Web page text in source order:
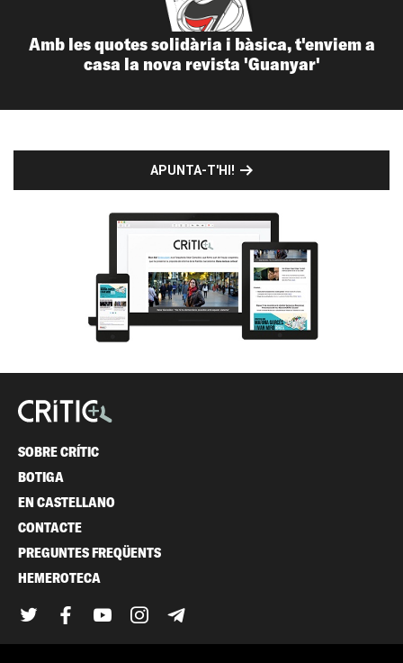
Amb les quotes solidària i bàsica, t'enviem a
casa la nova revista 'Guanyar'
APUNTA-T'HI!
SOBRE CRÍTIC
BOTIGA
EN CASTELLANO
CONTACTE
PREGUNTES FREQÜENTS
HEMEROTECA
TwitterFacebook
YouTubeInstagram